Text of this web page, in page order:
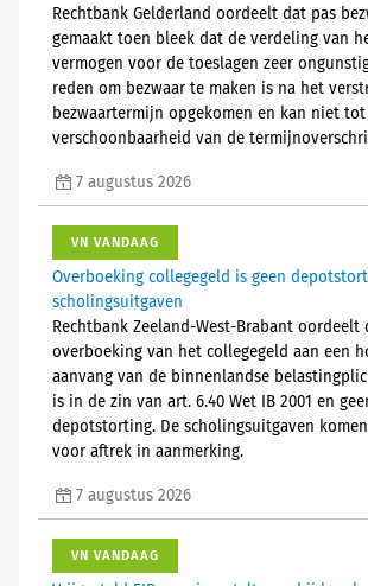
Rechtbank Gelderland oordeelt dat pas
gemaakt toen bleek dat de verdeling van
vermogen voor de toeslagen zeer
reden om bezwaar te maken is na het
bezwaartermijn opgekomen en kan niet tot
verschoonbaarheid van de
7 augustus 2026
VN VANDAAG
Overboeking collegegeld is geen
scholingsuitgaven
Rechtbank Zeeland-West-Brabant oordeelt
overboeking van het collegegeld aan een
aanvang van de binnenlandse
is in de zin van art. 6.40 Wet IB 2001 en
depotstorting. De scholingsuitgaven
voor aftrek in aanmerking.
7 augustus 2026
VN VANDAAG